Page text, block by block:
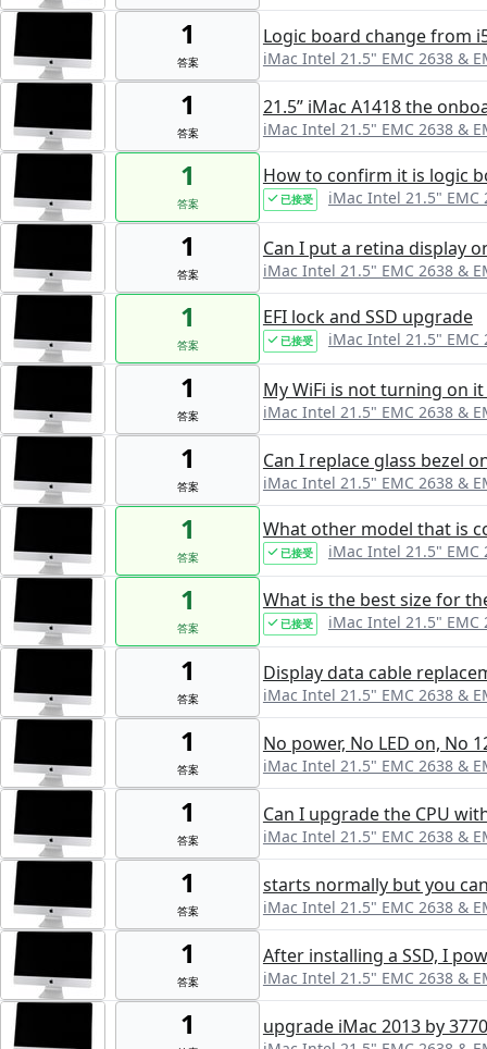
1
答案
Logic board change from
iMac Intel 21.5" EMC 2638 &
1
答案
21.5” iMac A1418 the
iMac Intel 21.5" EMC 2638 &
1
答案
How to confirm it is logic
已接受 iMac Intel 21.5" EMC
1
答案
Can I put a retina display
iMac Intel 21.5" EMC 2638 &
1
答案
EFI lock and SSD upgrade
已接受 iMac Intel 21.5" EMC
1
答案
My WiFi is not turning on
iMac Intel 21.5" EMC 2638 &
1
答案
Can I replace glass bezel
iMac Intel 21.5" EMC 2638 &
1
答案
What other model that is
已接受 iMac Intel 21.5" EMC
1
答案
What is the best size for
已接受 iMac Intel 21.5" EMC
1
答案
Display data cable
iMac Intel 21.5" EMC 2638 &
1
答案
No power, No LED on, No
iMac Intel 21.5" EMC 2638 &
1
答案
Can I upgrade the CPU
iMac Intel 21.5" EMC 2638 &
1
答案
starts normally but you
iMac Intel 21.5" EMC 2638 &
1
答案
After installing a SSD, I
iMac Intel 21.5" EMC 2638 &
1 upgrade iMac 2013 by